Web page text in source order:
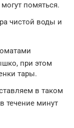
помяться.
чистой воды и
при этом
тары.
в таком
течение минут